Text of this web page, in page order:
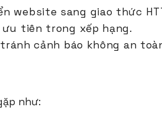
website sang giao thức
ưu tiên trong xếp hạng.
cảnh báo không an
như: